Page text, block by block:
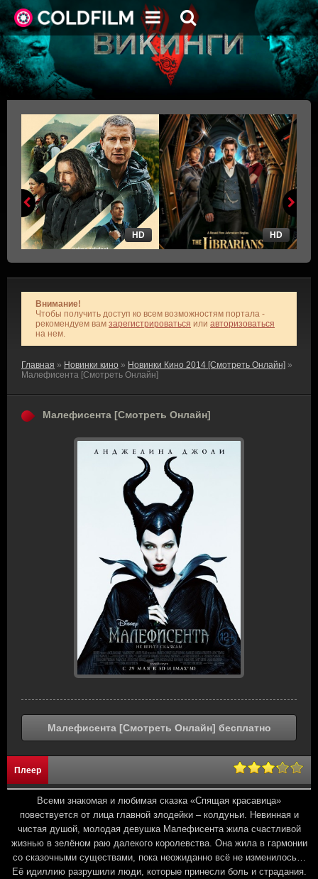
HD HD
Внимание!
Чтобы получить доступ ко всем возможностям портала -
рекомендуем вам зарегистрироваться или авторизоваться
на нем.
Главная » Новинки кино » Новинки Кино 2014 [Смотреть Онлайн] »
Малефисента [Смотреть Онлайн]
Малефисента [Смотреть Онлайн]
Малефисента [Смотреть Онлайн] бесплатно
Плеер
Всеми знакомая и любимая сказка «Спящая красавица»
повествуется от лица главной злодейки – колдуньи. Невинная и
чистая душой, молодая девушка Малефисента жила счастливой
жизнью в зелёном раю далекого королевства. Она жила в гармонии
со сказочными существами, пока неожиданно всё не изменилось…
Её идиллию разрушили люди, которые принесли боль и страдания.